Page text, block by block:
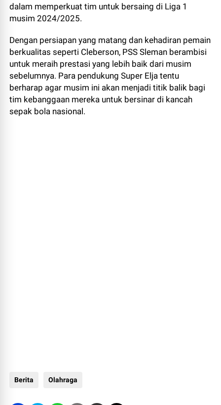
dalam memperkuat tim untuk bersaing di Liga 1
musim 2024/2025.
Dengan persiapan yang matang dan kehadiran pemain
berkualitas seperti Cleberson, PSS Sleman berambisi
untuk meraih prestasi yang lebih baik dari musim
sebelumnya. Para pendukung Super Elja tentu
berharap agar musim ini akan menjadi titik balik bagi
tim kebanggaan mereka untuk bersinar di kancah
sepak bola nasional.
Berita Olahraga